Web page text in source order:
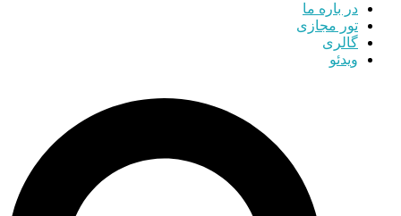
در باره ما
تور مجازی
گالری
ویدئو